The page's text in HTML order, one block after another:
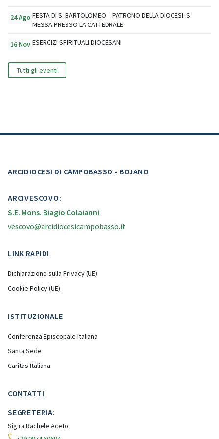
24 Ago FESTA DI S. BARTOLOMEO – PATRONO DELLA DIOCESI: S.
MESSA PRESSO LA CATTEDRALE
16 Nov ESERCIZI SPIRITUALI DIOCESANI
Tutti gli eventi
ARCIDIOCESI DI CAMPOBASSO - BOJANO
ARCIVESCOVO:
S.E. Mons. Biagio Colaianni
vescovo@arcidiocesicampobasso.it
LINK RAPIDI
Dichiarazione sulla Privacy (UE)
Cookie Policy (UE)
ISTITUZIONALE
Conferenza Episcopale Italiana
Santa Sede
Caritas Italiana
CONTATTI
SEGRETERIA:
Sig.ra Rachele Aceto